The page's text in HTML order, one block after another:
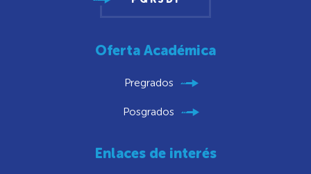
Oferta Académica
Pregrados
Posgrados
Enlaces de interés